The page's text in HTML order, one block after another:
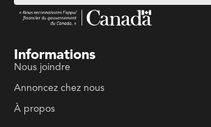
Informations
Nous joindre
Annoncez chez nous
À propos